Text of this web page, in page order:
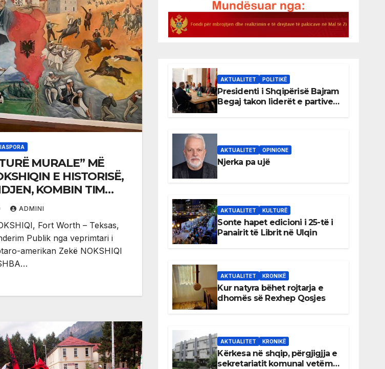
MURALE” MË
E HISTORISË,
KOMBIN TIM
NË TEKSASIN E
ADMINI
Fort Worth – Teksas,
Publik nga veprimtari i
amerikan Zekë NOKSHIQI
AKTUALITET POLITIKË
Presidenti i Shqipërisë Bajram
Begaj takon liderët e partive
AKTUALITET OPINIONE
Njerka pa ujë
AKTUALITET KULTURË
Sonte hapet edicioni i 25-të i
Panairit të Librit në Ulqin
AKTUALITET KRONIKË
Kur natyra bëhet rojtarja e
dhomës së Rexhep Qosjes
AKTUALITET KRONIKË
Kërkesa në shqip, përgjigjja e
sekretariatit komunal vetëm